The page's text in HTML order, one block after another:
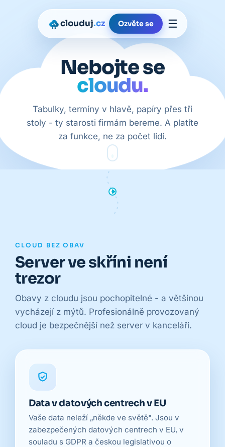
clouduj.cz Ozvěte se ☰
Nebojte se
cloudu.
Tabulky, termíny v hlavě, papíry přes tři
stoly - ty starosti firmám bereme. A platíte
za funkce, ne za počet lidí.
CLOUD BEZ OBAV
Server ve skříni není
trezor
Obavy z cloudu jsou pochopitelné - a většinou
vycházejí z mýtů. Profesionálně provozovaný
cloud je bezpečnější než server v kanceláři.
Data v datových centrech v EU
Vaše data neleží „někde ve světě". Jsou v
zabezpečených datových centrech v EU, v
souladu s GDPR a českou legislativou o